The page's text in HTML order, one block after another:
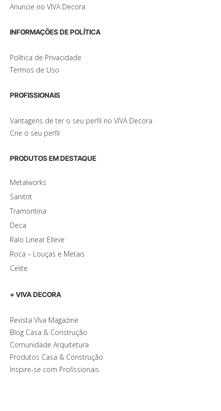
Anuncie no VIVA Decora
INFORMAÇÕES DE POLÍTICA
Política de Privacidade
Termos de Uso
PROFISSIONAIS
Vantagens de ter o seu perfil no VIVA Decora
Crie o seu perfil
PRODUTOS EM DESTAQUE
Metalworks
Sanitrit
Tramontina
Deca
Ralo Linear Elleve
Roca – Louças e Metais
Celite
+ VIVA DECORA
Revista VIva Magazine
Blog Casa & Construção
Comunidade Arquitetura
Produtos Casa & Construção
Inspire-se com Profissionais